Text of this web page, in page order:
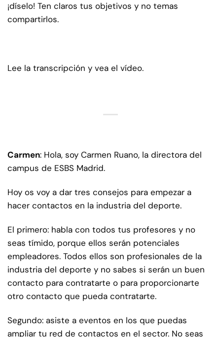
¡díselo! Ten claros tus objetivos y no temas
compartirlos.
Lee la transcripción y vea el vídeo.
Carmen: Hola, soy Carmen Ruano, la directora del
campus de ESBS Madrid.
Hoy os voy a dar tres consejos para empezar a
hacer contactos en la industria del deporte.
El primero: habla con todos tus profesores y no
seas tímido, porque ellos serán potenciales
empleadores. Todos ellos son profesionales de la
industria del deporte y no sabes si serán un buen
contacto para contratarte o para proporcionarte
otro contacto que pueda contratarte.
Segundo: asiste a eventos en los que puedas
ampliar tu red de contactos en el sector. No seas